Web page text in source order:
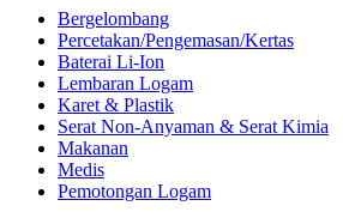
Bergelombang
Percetakan/Pengemasan/Kertas
Baterai Li-Ion
Lembaran Logam
Karet & Plastik
Serat Non-Anyaman & Serat Kimia
Makanan
Medis
Pemotongan Logam